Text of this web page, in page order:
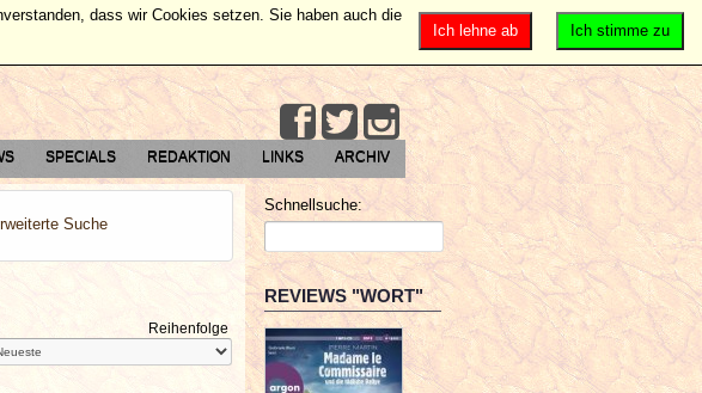
SPECIALS REDAKTION LINKS ARCHIV
Suche
Reihenfolge
Schnellsuche:
REVIEWS "WORT"
Ich stimme zu
Ich lehne ab
dass wir Cookies setzen. Sie haben auch die